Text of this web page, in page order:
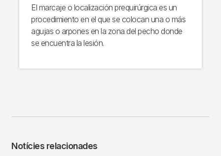
El marcaje o localización prequirúrgica es un
procedimiento en el que se colocan una o más
agujas o arpones en la zona del pecho donde
se encuentra la lesión.
Notícies relacionades